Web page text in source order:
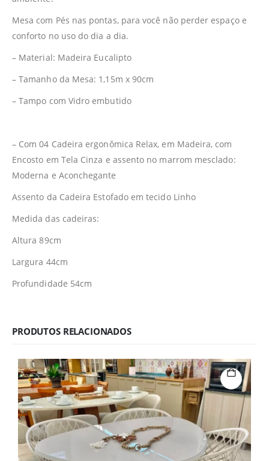
Mesa com Pés nas pontas, para você não perder espaço e
conforto no uso do dia a dia.
– Material: Madeira Eucalipto
– Tamanho da Mesa: 1,15m x 90cm
– Tampo com Vidro embutido
– Com 04 Cadeira ergonômica Relax, em Madeira, com
Encosto em Tela Cinza e assento no marrom mesclado:
Moderna e Aconchegante
Assento da Cadeira Estofado em tecido Linho
Medida das cadeiras:
Altura 89cm
Largura 44cm
Profundidade 54cm
PRODUTOS RELACIONADOS